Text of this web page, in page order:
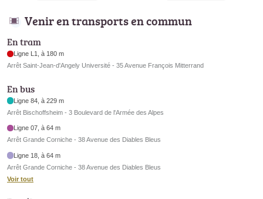
Venir en transports en commun
En tram
Ligne L1, à 180 m
Arrêt Saint-Jean-d'Angely Université - 35 Avenue François Mitterrand
En bus
Ligne 84, à 229 m
Arrêt Bischoffsheim - 3 Boulevard de l'Armée des Alpes
Ligne 07, à 64 m
Arrêt Grande Corniche - 38 Avenue des Diables Bleus
Ligne 18, à 64 m
Arrêt Grande Corniche - 38 Avenue des Diables Bleus
Voir tout